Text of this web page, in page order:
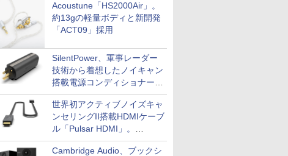
Acoustune「HS2000Air」。
約13gの軽量ボディと新開発
「ACT09」採用
SilentPower、軍事レーダー
技術から着想したノイキャン
搭載電源コンディショナー
「AC iPurifier2」
世界初アクティブノイズキャ
ンセリングII搭載HDMIケーブ
ル「Pulsar HDMI」。
SilentPowerから
Cambridge Audio、ブックシ